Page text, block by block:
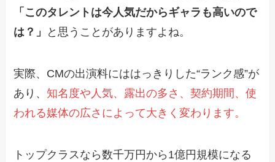
「このタレントは今人気だからギャラも高いので
は？」
と思うことがありますよね。
実際、CMの出演料にははっきりした“ランク感”が
あり、 知名度や人気、露出の多さ、契約期間、使
われる媒体の広さによって大きく変わります。
トップクラスなら数千万円から1億円規模になる